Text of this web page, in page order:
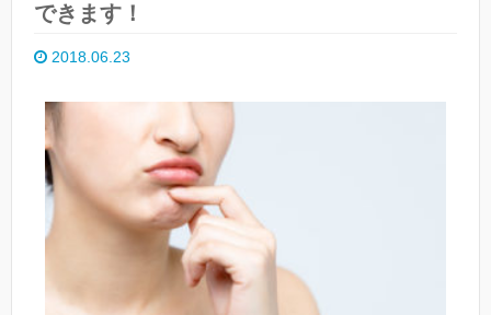
できます！
2018.06.23